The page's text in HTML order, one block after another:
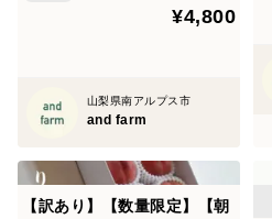
¥4,800
山梨県南アルプス市
and farm
【訳あり】【数量限定】【朝